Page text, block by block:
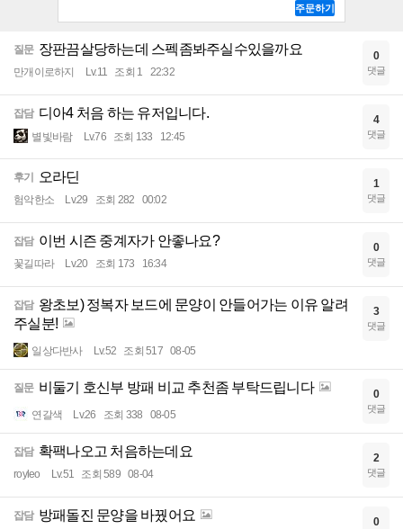
질문 장판끔살당하는데 스펙좀봐주실수있을까요
만개이로하지 Lv.11 조회 1 22:32
0
댓글
잡담 디아4 처음 하는 유저입니다.
별빛바람 Lv.76 조회 133 12:45
4
댓글
후기 오라딘
험악한소 Lv.29 조회 282 00:02
1
댓글
잡담 이번 시즌 중계자가 안좋나요?
꽃길따라 Lv.20 조회 173 16:34
0
댓글
잡담 왕초보) 정복자 보드에 문양이 안들어가는 이유 알려
주실분!
일상다반사 Lv.52 조회 517 08-05
3
댓글
질문 비둘기 호신부 방패 비교 추천좀 부탁드립니다
연갈색 Lv.26 조회 338 08-05
0
댓글
잡담 확팩나오고 처음하는데요
royleo Lv.51 조회 589 08-04
2
댓글
잡담 방패돌진 문양을 바꿨어요 0